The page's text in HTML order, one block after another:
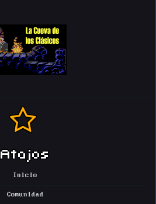
Atajos
Inicio
Comunidad